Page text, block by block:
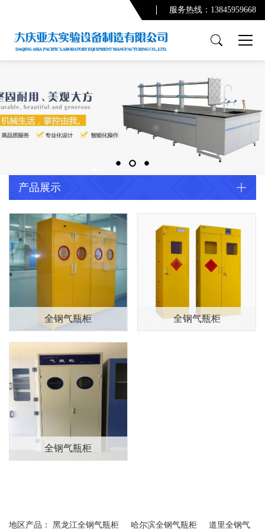
PCR实验室
通风柜系列
功能柜系列
净化系统及配套设备
配套产品
实验室规划设计
产品展示
服务热线：13845959668
产品展示
全钢气瓶柜 全钢气瓶柜
全钢气瓶柜
地区产品： 黑龙江全钢气瓶柜 哈尔滨全钢气瓶柜 道里全钢气